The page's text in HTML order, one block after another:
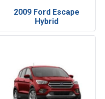
2009 Ford Escape
Hybrid